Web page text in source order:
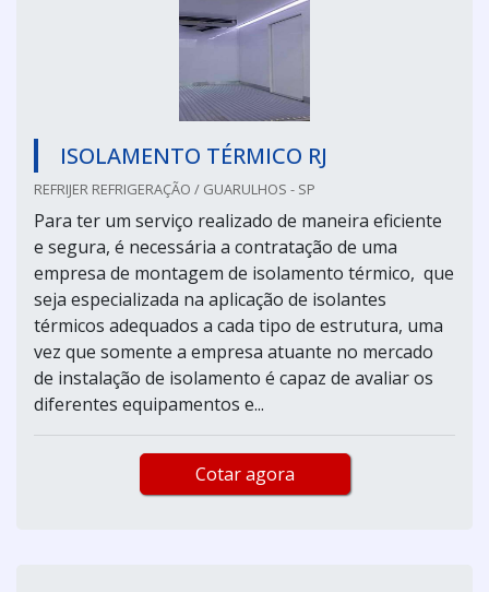
ISOLAMENTO TÉRMICO RJ
REFRIJER REFRIGERAÇÃO / GUARULHOS - SP
Para ter um serviço realizado de maneira eficiente
e segura, é necessária a contratação de uma
empresa de montagem de isolamento térmico, que
seja especializada na aplicação de isolantes
térmicos adequados a cada tipo de estrutura, uma
vez que somente a empresa atuante no mercado
de instalação de isolamento é capaz de avaliar os
diferentes equipamentos e...
Cotar agora